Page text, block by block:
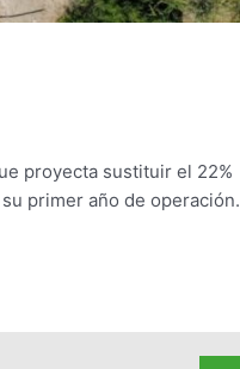
proyecta sustituir el 22%
primer año de operación.